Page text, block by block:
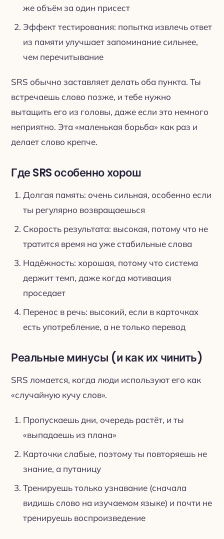
же объём за один присест
Эффект тестирования: попытка извлечь ответ
из памяти улучшает запоминание сильнее,
чем перечитывание
SRS обычно заставляет делать оба пункта. Ты
встречаешь слово позже, и тебе нужно
вытащить его из головы, даже если это немного
неприятно. Эта «маленькая борьба» как раз и
делает слово крепче.
Где SRS особенно хорош
Долгая память: очень сильная, особенно если
ты регулярно возвращаешься
Скорость результата: высокая, потому что не
тратится время на уже стабильные слова
Надёжность: хорошая, потому что система
держит темп, даже когда мотивация
проседает
Перенос в речь: высокий, если в карточках
есть употребление, а не только перевод
Реальные минусы (и как их чинить)
SRS ломается, когда люди используют его как
«случайную кучу слов».
Пропускаешь дни, очередь растёт, и ты
«выпадаешь из плана»
Карточки слабые, поэтому ты повторяешь не
знание, а путаницу
Тренируешь только узнавание (сначала
видишь слово на изучаемом языке) и почти не
тренируешь воспроизведение